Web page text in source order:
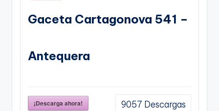
Gaceta Cartagonova 541 –
Antequera
¡Descarga ahora! 9057 Descargas